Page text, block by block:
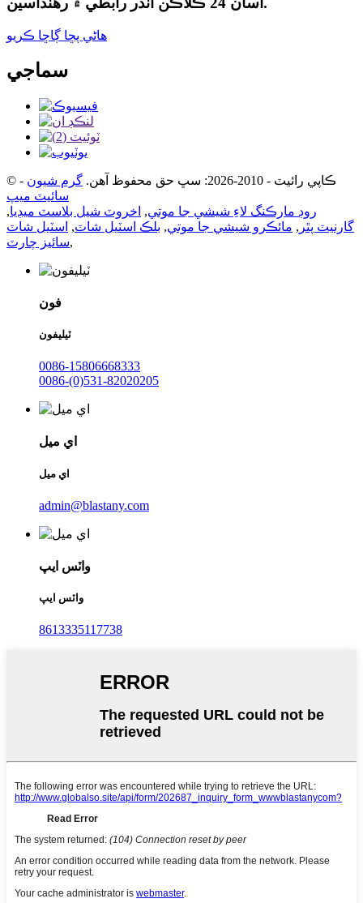
هاڻي پڇا ڳاڇا ڪريو
سماجي
© ڪاپي رائيٽ - 2010-2026: سڀ حق محفوظ آهن. گرم شيون -
سائيٽ ميپ
روڊ مارڪنگ لاءِ شيشي جا موتي, اخروٽ شيل بلاسٽ ميڊيا,
گارنيٽ پٿر , مائڪرو شيشي جا موتي, بلڪ اسٽيل شاٽ, اسٽيل شاٽ
سائيز چارٽ,
فون
ٽيليفون
0086-15806668333
0086-(0)531-82020205
اي ميل
اي ميل
admin@blastany.com
واٽس ايپ
واٽس ايپ
8613335117738